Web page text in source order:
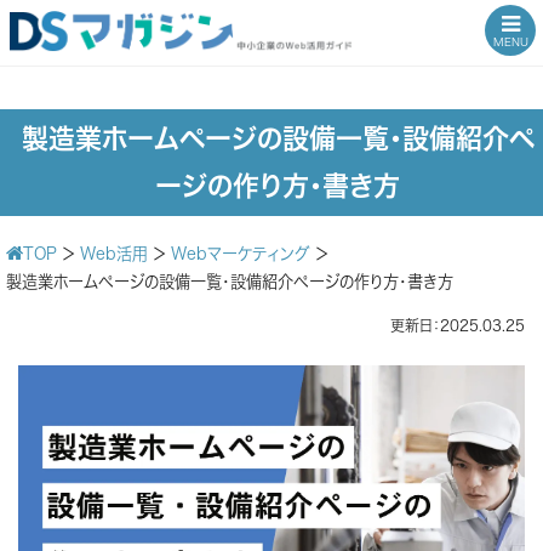
MENU
製造業ホームページの設備一覧・設備紹介ペ
ージの作り方・書き方
TOP ＞ Web活用 ＞ Webマーケティング ＞
製造業ホームページの設備一覧・設備紹介ページの作り方・書き方
更新日：2025.03.25